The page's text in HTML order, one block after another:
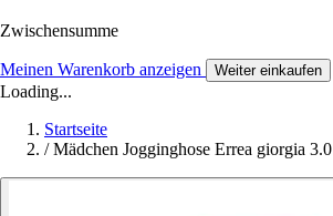
Zwischensumme
Meinen Warenkorb anzeigen Weiter einkaufen
Loading...
Startseite
/ Mädchen Jogginghose Errea giorgia 3.0